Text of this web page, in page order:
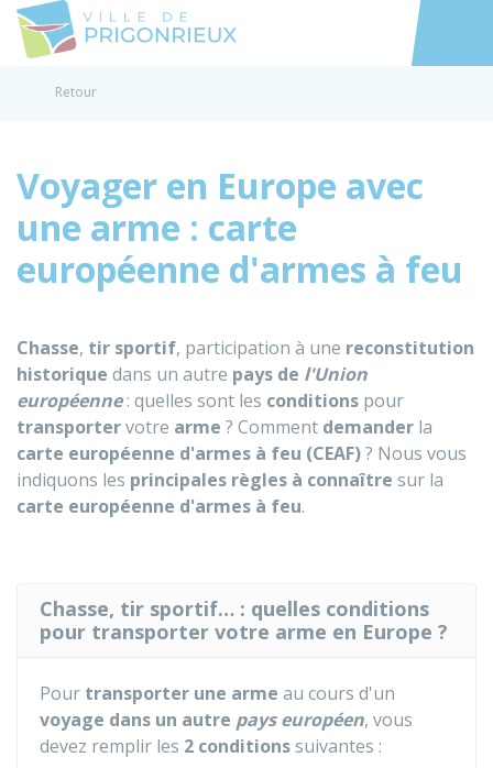
Accéder
Retour
Voyager en Europe avec
une arme : carte
européenne d'armes à feu
Chasse, tir sportif, participation à une reconstitution
historique dans un autre pays de l'Union
européenne: quelles sont les conditions pour
transportervotre arme ? Comment demander la
carte européenne d'armes à feu (CEAF)? Nous vous
indiquons les principales règles à connaître sur la
carte européenne d'armes à feu.
Chasse, tir sportif… : quelles conditions
pour transporter votre arme en Europe ?
Pour transporter une arme au cours d'un
voyage dans un autre pays européen, vous
devez remplir les 2 conditionssuivantes :